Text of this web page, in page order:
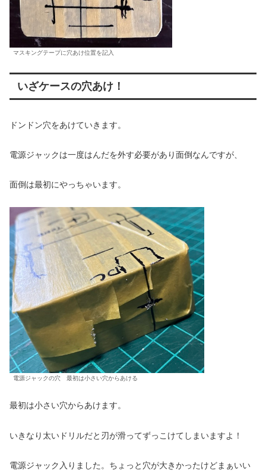
マスキングテープに穴あけ位置を記入
いざケースの穴あけ！
ドンドン穴をあけていきます。
電源ジャックは一度はんだを外す必要があり面倒なんですが、
面倒は最初にやっちゃいます。
電源ジャックの穴 最初は小さい穴からあける
最初は小さい穴からあけます。
いきなり太いドリルだと刃が滑ってずっこけてしまいますよ！
電源ジャック入りました。ちょっと穴が大きかったけどまぁいい